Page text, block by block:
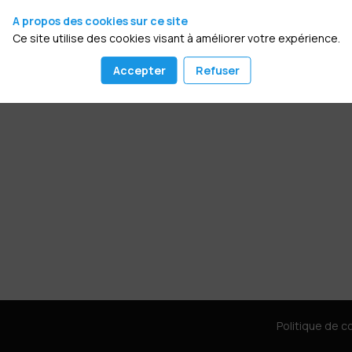
Politique de
A propos des cookies sur ce site
Ce site utilise des cookies visant à améliorer votre expérience.
Accepter Refuser